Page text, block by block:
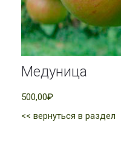
Медуница
500,00₽
<< вернуться в раздел